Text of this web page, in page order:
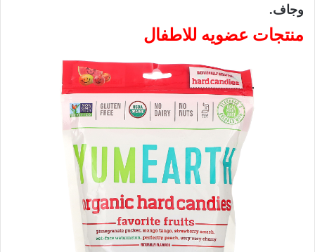
وجاف.
منتجات عضويه للاطفال